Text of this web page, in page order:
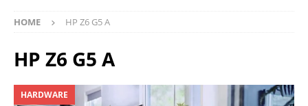
HOME HP Z6 G5 A
HP Z6 G5 A
HARDWARE